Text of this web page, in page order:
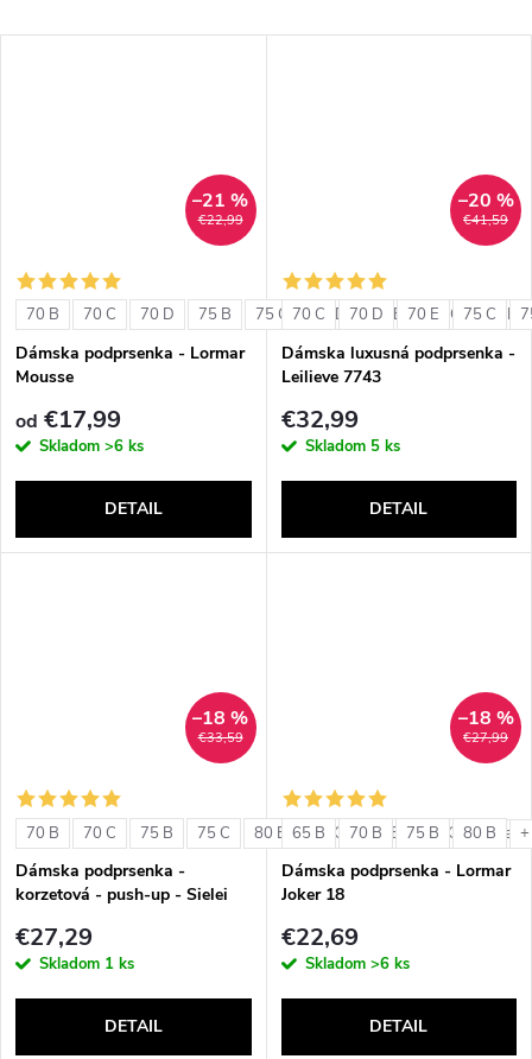
€22,99
–21 %
70 B 70 C 70 D 75 B 75 C 75 D 80 B 80 C 80 D
Dámska podprsenka - Lormar
Mousse
od €17,99
Skladom >6 ks
DETAIL
€41,59
–20 %
70 C 70 D 70 E 75 C
Dámska luxusná podprsenka -
Leilieve 7743
€32,99
Skladom 5 ks
DETAIL
€33,59
–18 %
70 B 70 C 75 B 75 C 80 B 80 C 85 B 85 C +
Dámska podprsenka -
korzetová - push-up - Sielei
€27,29
Skladom 1 ks
DETAIL
€27,99
–18 %
65 B 70 B 75 B 80 B
Dámska podprsenka - Lormar
Joker 18
€22,69
Skladom >6 ks
DETAIL